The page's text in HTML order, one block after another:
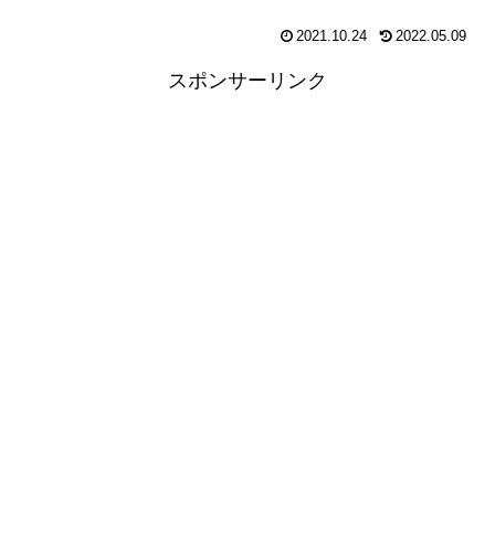
2021.10.24 2022.05.09
スポンサーリンク